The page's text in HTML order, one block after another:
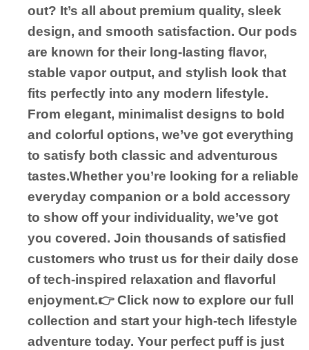
out? It’s all about premium quality, sleek
design, and smooth satisfaction. Our pods
are known for their long-lasting flavor,
stable vapor output, and stylish look that
fits perfectly into any modern lifestyle.
From elegant, minimalist designs to bold
and colorful options, we’ve got everything
to satisfy both classic and adventurous
tastes.Whether you’re looking for a reliable
everyday companion or a bold accessory
to show off your individuality, we’ve got
you covered. Join thousands of satisfied
customers who trust us for their daily dose
of tech-inspired relaxation and flavorful
enjoyment.👉 Click now to explore our full
collection and start your high-tech lifestyle
adventure today. Your perfect puff is just